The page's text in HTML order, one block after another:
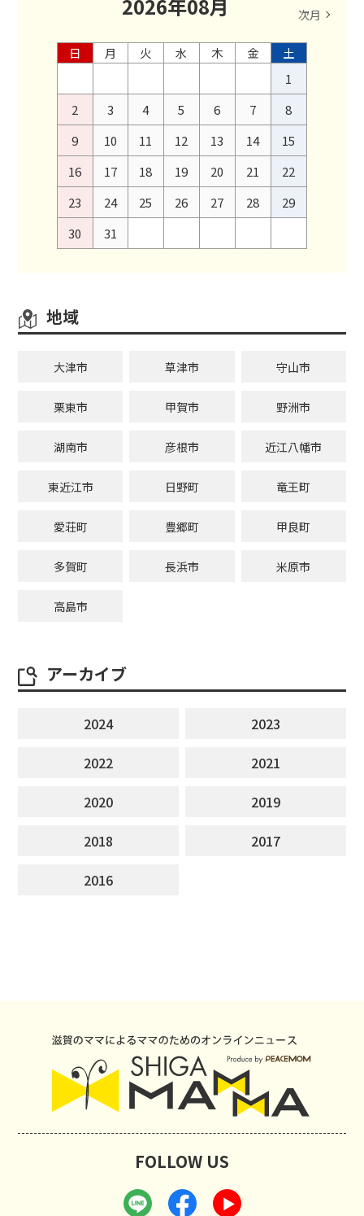
2026年08月 次月
日 月 火 水 木 金
土
1
2
3 4 5 6 7
8
9
10 11 12 13 14
15
16
17 18 19 20 21
22
23
24 25 26 27 28
29
30
31
地域
大津市 草津市 守山市
栗東市 甲賀市 野洲市
湖南市 彦根市 近江八幡市
東近江市 日野町 竜王町
愛荘町 豊郷町 甲良町
多賀町 長浜市 米原市
高島市
アーカイブ
2024
2023
2022
2021
2020
2019
2018
2017
2016
FOLLOW US